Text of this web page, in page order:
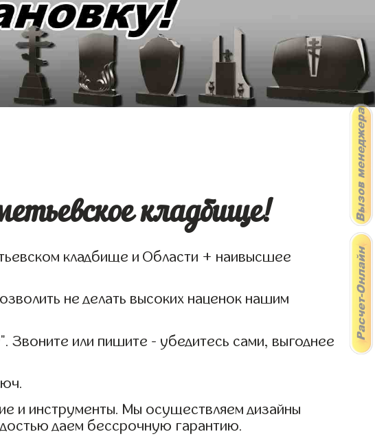
кладбище!
кладбище и Области + наивысшее
не делать высоких наценок нашим
Звоните или пишите - убедитесь сами, выгоднее
и инструменты. Мы осуществляем дизайны
даем бессрочную гарантию.